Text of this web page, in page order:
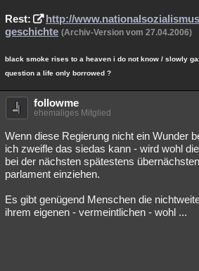
Rest:
http://
geschichte (Archiv-Version vom 27.04.2006)
black smoke rises to a heaven i do not know / slowly
question a life only borrowed ?
followme
ehemaliges Mitglied
Wenn diese Regierung nicht ein Wunder
ich zweifle das siedas kann - wird wohl
bei der nächsten spätestens
parlament einziehen.
Es gibt genügend Menschen die
ihrem eigenen - vermeintlichen - wohl ...